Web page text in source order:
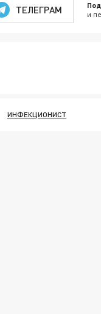
ТЕЛЕГРАМ и
ИНФЕКЦИОНИСТ